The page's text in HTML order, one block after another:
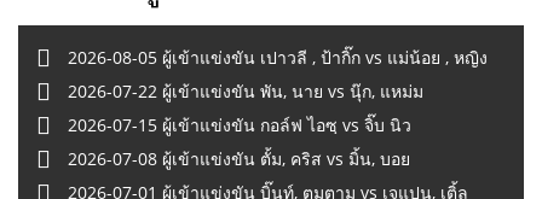
2026-08-05 ผู้เข้าแข่งขัน เปาวลี , ป้ากิ๊ก vs แม่น้อย , หญิง
2026-07-22 ผู้เข้าแข่งขัน พัน, นาย vs นุ๊ก, แหม่ม
2026-07-15 ผู้เข้าแข่งขัน กอล์ฟ ไอซฺ vs จิ๊บ นิว
2026-07-08 ผู้เข้าแข่งขัน ตั้ม, คริส vs มิ้น, บอย
2026-07-01 ผู้เข้าแข่งขัน บิ๊นท์, ตูมตาม vs เจแปน, เติ้ล